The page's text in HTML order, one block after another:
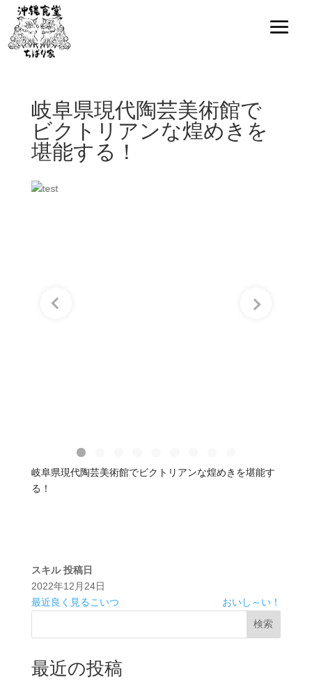
岐阜県現代陶芸美術館で
ビクトリアンな煌めきを
堪能する！
岐阜県現代陶芸美術館でビクトリアンな煌めきを堪能す
る！
スキル 投稿日
2022年12月24日
最近良く見るこいつ
おいし～い！
検索
最近の投稿